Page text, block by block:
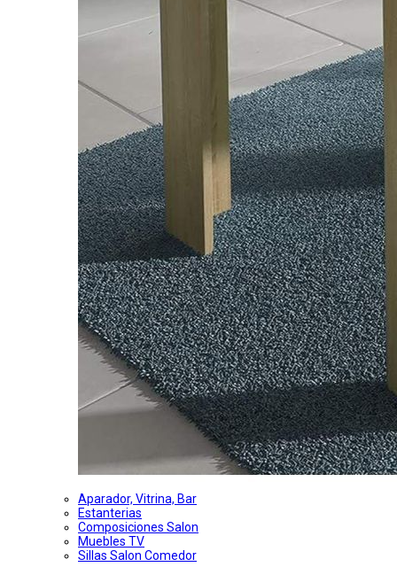
Aparador, Vitrina, Bar
Estanterias
Composiciones Salon
Muebles TV
Sillas Salon Comedor